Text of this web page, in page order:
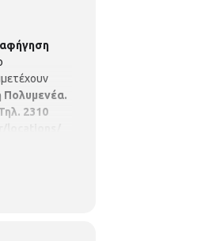
αφήγηση
Πολυμενέα.
2310